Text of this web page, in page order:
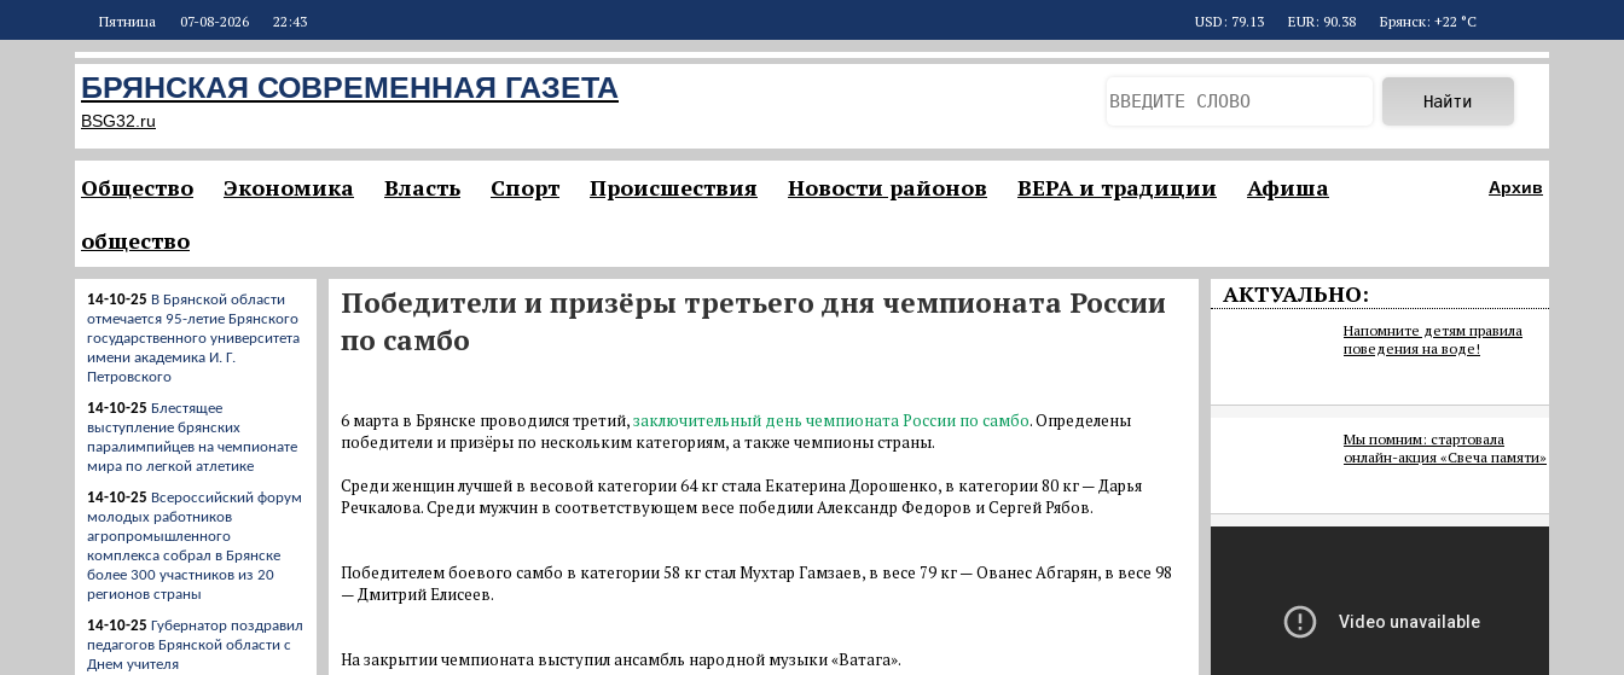
Пятница 07-08-2026 22:43 USD: 79.13 EUR: 90.38 Брянск: +22 °С
БРЯНСКАЯ СОВРЕМЕННАЯ ГАЗЕТА
BSG32.ru
Общество Экономика Власть Спорт Происшествия Новости районов ВЕРА и традиции
Афиша
общество
Архив
14-10-25 В Брянской области
отмечается 95-летие Брянского
государственного университета
имени академика И. Г.
Петровского
14-10-25 Блестящее
выступление брянских
паралимпийцев на чемпионате
мира по легкой атлетике
14-10-25 Всероссийский форум
молодых работников
агропромышленного
комплекса собрал в Брянске
более 300 участников из 20
регионов страны
14-10-25 Губернатор поздравил
педагогов Брянской области с
Днем учителя
Победители и призёры третьего дня чемпионата России
по самбо
6 марта в Брянске проводился третий,заключительный день чемпионата России по самбо. Определены
победители и призёры по нескольким категориям, а также чемпионы страны.
Среди женщин лучшей в весовой категории 64 кг стала Екатерина Дорошенко, в категории 80 кг — Дарья
Речкалова. Среди мужчин в соответствующем весе победили Александр Федоров и Сергей Рябов.
Победителем боевого самбо в категории 58 кг стал Мухтар Гамзаев, в весе 79 кг — Ованес Абгарян, в весе 98
— Дмитрий Елисеев.
На закрытии чемпионата выступил ансамбль народной музыки «Ватага».
АКТУАЛЬНО:
Напомните детям правила
поведения на воде!
Мы помним: стартовала
онлайн-акция «Свеча памяти»